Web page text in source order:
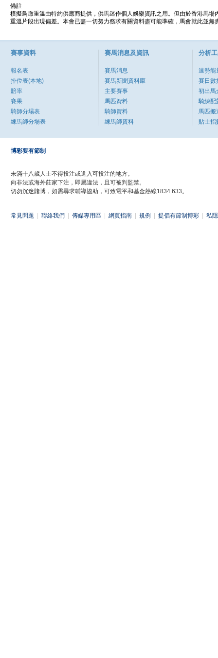
備註
模擬鳥瞰重溫由特約供應商提供，供馬迷作個人娛樂資訊之用。但由於香港馬
重溫片段出現偏差。本會已盡一切努力務求有關資料盡可能準確，馬會就此並
賽事資料
報名表
排位表(本地)
賠率
賽果
騎師分場表
練馬師分場表
賽馬消息及資訊
賽馬消息
賽馬新聞資料庫
主要賽事
馬匹資料
騎師資料
練馬師資料
分析
速勢能
賽日數
初出馬
騎練配
馬匹搬
貼士指
博彩要有節制
未滿十八歲人士不得投注或進入可投注的地方。
向非法或海外莊家下注，即屬違法，且可被判監禁。
切勿沉迷賭博，如需尋求輔導協助，可致電平和基金熱線1834 633。
常見問題 聯絡我們 傳媒專用區 網頁指南 規例 提倡有節制博彩 私